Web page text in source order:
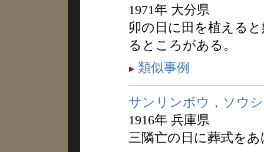
1971年 大分県
卯の日に田を植える
るところがある。
類似事例
サンリンボウ，ソウ
1916年 兵庫県
三隣亡の日に葬式を